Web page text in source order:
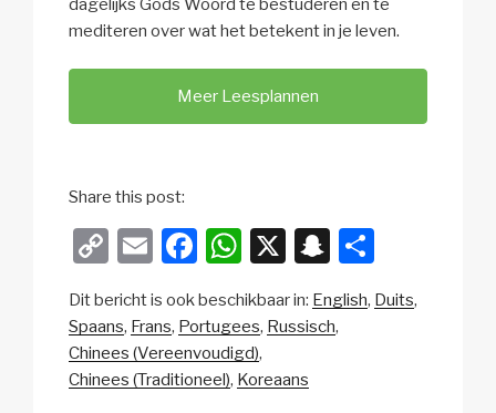
dagelijks Gods Woord te bestuderen en te
mediteren over wat het betekent in je leven.
Meer Leesplannen
Share this post:
C
p
y
Li
E
ail
F
c
e
b
W
at
s
A
X
S
a e
Dit bericht is ook beschikbaar in: English Duits
Spaans Frans Portugees Russisch
Chinees (Vereenvoudigd)
Chinees (Traditioneel) Koreaans